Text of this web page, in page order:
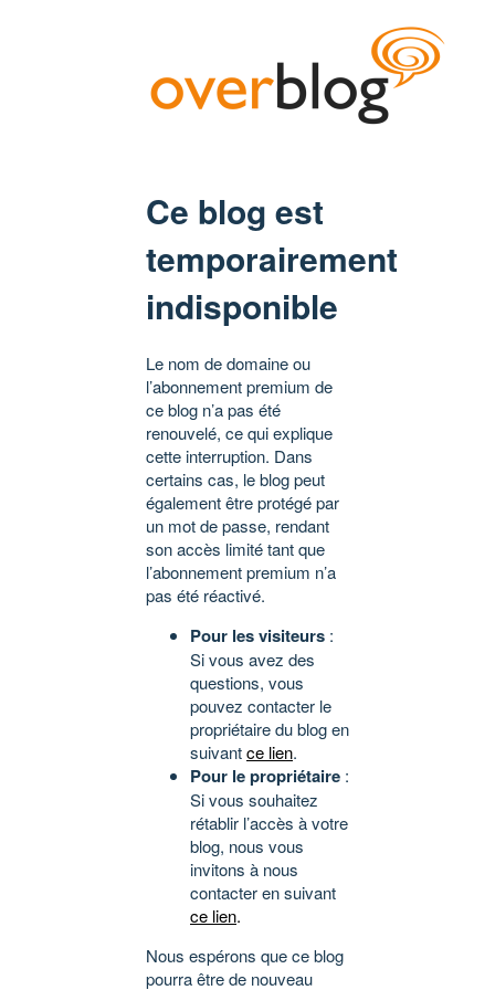
Ce blog est
temporairement
indisponible
Le nom de domaine ou
l’abonnement premium de
ce blog n’a pas été
renouvelé, ce qui explique
cette interruption. Dans
certains cas, le blog peut
également être protégé par
un mot de passe, rendant
son accès limité tant que
l’abonnement premium n’a
pas été réactivé.
Pour les visiteurs :
Si vous avez des
questions, vous
pouvez contacter le
propriétaire du blog en
suivantce lien.
Pour le propriétaire :
Si vous souhaitez
rétablir l’accès à votre
blog, nous vous
invitons à nous
contacter en suivant
ce lien.
Nous espérons que ce blog
pourra être de nouveau